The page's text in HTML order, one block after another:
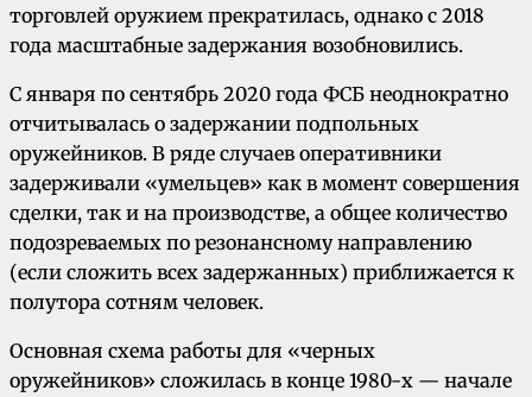
торговлей оружием прекратилась, однако с 2018
года масштабные задержания возобновились.
С января по сентябрь 2020 года ФСБ неоднократно
отчитывалась о задержании подпольных
оружейников. В ряде случаев оперативники
задерживали «умельцев» как в момент совершения
сделки, так и на производстве, а общее количество
подозреваемых по резонансному направлению
(если сложить всех задержанных) приближается к
полутора сотням человек.
Основная схема работы для «черных
оружейников» сложилась в конце 1980-х — начале